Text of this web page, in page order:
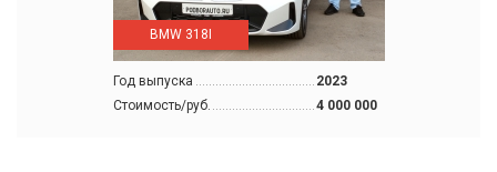
BMW 318I
Год выпуска
2023
Стоимость/руб.
4 000 000